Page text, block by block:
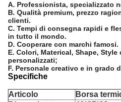
A. Professionista, specializzato
B. Qualità premium, prezzo
clienti.
C. Tempi di consegna rapidi e
in tutto il mondo.
D. Cooperare con marchi famosi.
E. Colori, Materical, Shape,
personalizzati;
F. Personale creativo e in grado
Specifiche
Articolo
Borsa